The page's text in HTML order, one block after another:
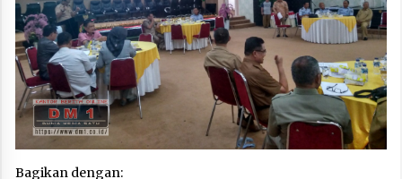
Bagikan dengan: